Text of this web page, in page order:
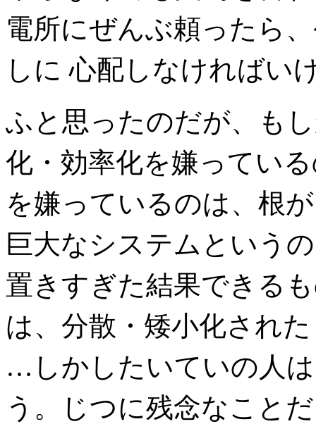
電所にぜんぶ頼ったら
しに 心配しなければい
ふと思ったのだが、も
化・効率化を嫌ってい
を嫌っているのは、根
巨大なシステムという
置きすぎた結果できる
は、分散・矮小化され
…しかしたいていの人
う。じつに残念なこと